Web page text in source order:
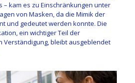
– kam es zu Einschränkungen unter
von Masken, da die Mimik der
und gedeutet werden konnte. Die
ein wichtiger Teil der
Verständigung, bleibt ausgeblendet